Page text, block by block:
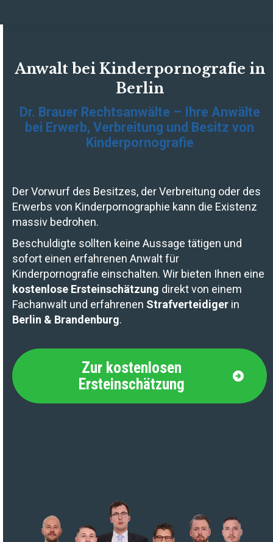
Anwalt bei Kinderpornografie in
Berlin
Dr. Brauer Rechtsanwälte – Ihre Anwälte
bei Erwerb, Verbreitung und Besitz von
Kinderpornografie
Der Vorwurf des Besitzes, der Verbreitung oder des
Erwerbs von Kinderpornographie kann die Existenz
massiv bedrohen.
Beschuldigte sollten keine Aussage tätigen und
sofort einen erfahrenen Anwalt für
Kinderpornografie einschalten. Wir bieten Ihnen eine
kostenlose Ersteinschätzung direkt von einem
Fachanwalt und erfahrenen Strafverteidiger in
Berlin & Brandenburg.
Zur kostenlosen
Ersteinschätzung